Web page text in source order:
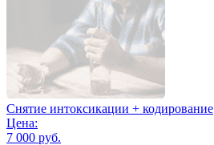
Снятие интоксикации + кодирование
Цена:
7 000 руб.